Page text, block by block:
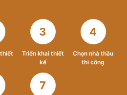
3
Triển khai thiết
kế
4
Chọn nhà thầu
thi công
7